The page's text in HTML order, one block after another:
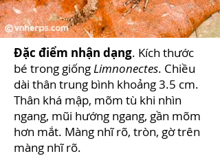
Đặc điểm nhận dạng. Kích thước
bé trong giốngLimnonectes. Chiều
dài thân trung bình khoảng 3.5 cm.
Thân khá mập, mõm tù khi nhìn
ngang, mũi hướng ngang, gần mõm
hơn mắt. Màng nhĩ rõ, tròn, gờ trên
màng nhĩ rõ.